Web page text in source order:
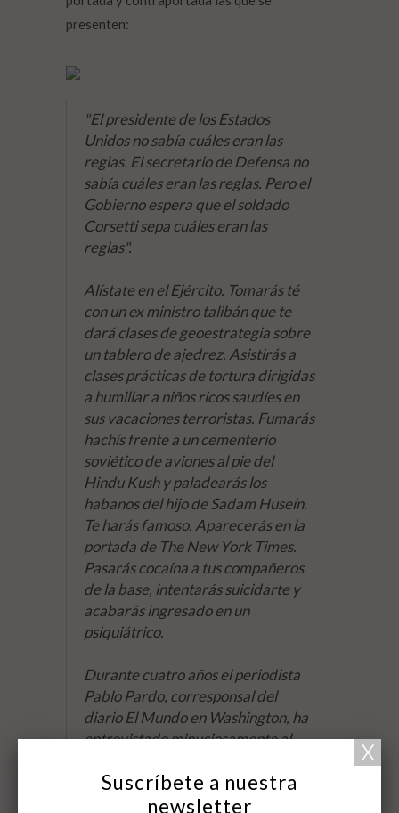
presenten:
"El presidente de los Estados
Unidos no sabía cuáles eran las
reglas. El secretario de Defensa no
sabía cuáles eran las reglas. Pero el
Gobierno espera que el soldado
Corsetti sepa cuáles eran las
reglas".
Alístate en el Ejército. Tomarás té
con un ex ministro talibán que te
dará clases de geoestrategia sobre
un tablero de ajedrez. Asistirás a
clases prácticas de tortura dirigidas
a humillar a niños ricos saudíes en
sus vacaciones terroristas. Fumarás
hachís frente a un cementerio
soviético de aviones al pie del
Hindu Kush y paladearás los
habanos del hijo de Sadam Huseín.
Te harás famoso. Aparecerás en la
portada de The New York Times.
Pasarás cocaína a tus compañeros
de la base, intentarás suicidarte y
acabarás ingresado en un
psiquiátrico.
Durante cuatro años el periodista
Pablo Pardo, corresponsal del
diario El Mundoen Washington, ha
entrevistado minuciosamente al
resultado es la descripción de una
gran chapuza -la Guerra contra el
Suscríbete a nuestra
newsletter